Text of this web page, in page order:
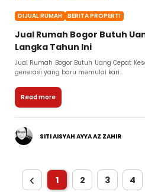
DIJUAL RUMAH BERITA PROPERTI
Jual Rumah Bogor Butuh
Langka Tahun Ini
Jual Rumah Bogor Butuh Uang Cepat
generasi yang baru memulai kari...
Read more
SITI AISYAH AYYA AZ ZAHIR
1 2 3 4